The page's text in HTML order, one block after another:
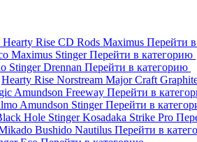
Hearty Rise CD Rods Maximus Перейти
Maximus StingerПерейти в категорию
StingerDrennan Перейти в категорию
Hearty Rise Norstream Major Craft
Amundson Freeway Перейти в
Amundson StingerПерейти в
Hole StingerKosadaka Strike Pro
Bushido Nautilus Перейти в